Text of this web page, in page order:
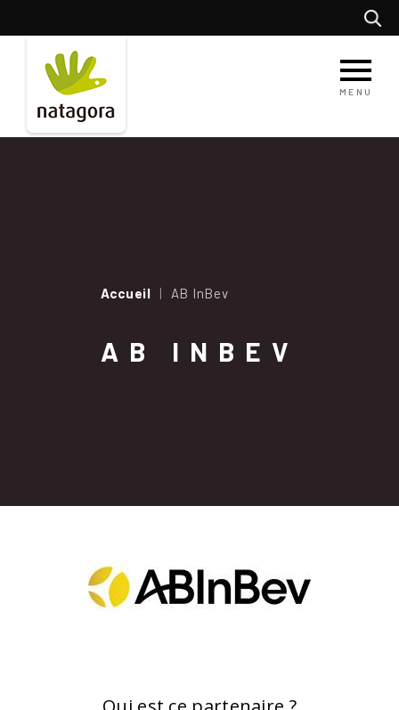
principal
MENU
Accueil AB InBev
AB INBEV